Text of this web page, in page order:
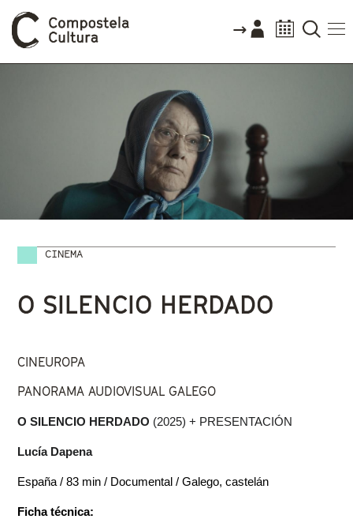
CINEMA
Vostede está aquí
O SILENCIO HERDADO
CINEUROPA
PANORAMA AUDIOVISUAL GALEGO
O SILENCIO HERDADO (2025) + PRESENTACIÓN
Lucía Dapena
España / 83 min / Documental / Galego, castelán
Ficha técnica: